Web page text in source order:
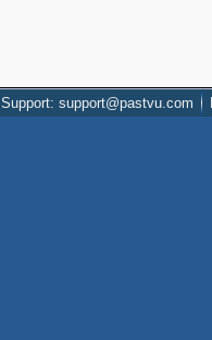
Support: support@pastvu.com